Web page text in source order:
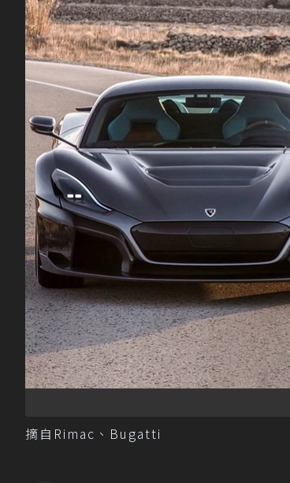
摘自Rimac、Bugatti